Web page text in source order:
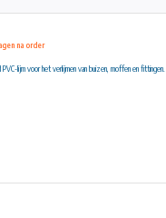
na order
lijm voor het verlijmen van buizen, moffen en fittingen.